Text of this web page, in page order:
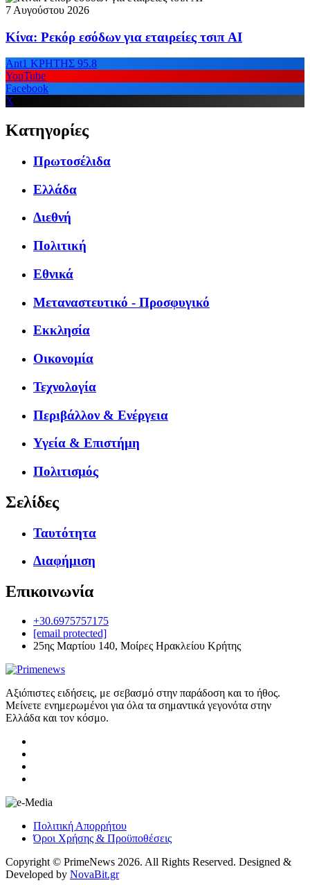
7 Αυγούστου 2026
Κίνα: Ρεκόρ εσόδων για εταιρείες τσιπ AI
Ant1 ΚΡΗΤΗΣ 95.8
YouTube
Facebook
X
Κατηγορίες
Πρωτοσέλιδα
Ελλάδα
Διεθνή
Πολιτική
Εθνικά
Μεταναστευτικό - Προσφυγικό
Εκκλησία
Οικονομία
Τεχνολογία
Περιβάλλον & Ενέργεια
Υγεία & Επιστήμη
Πολιτισμός
Σελίδες
Ταυτότητα
Διαφήμιση
Επικοινωνία
+30.6975757175
[email protected]
25ης Μαρτίου 140, Μοίρες Ηρακλείου Κρήτης
Αξιόπιστες ειδήσεις, με σεβασμό στην παράδοση και το ήθος.
Μείνετε ενημερωμένοι για όλα τα σημαντικά γεγονότα στην
Ελλάδα και τον κόσμο.
Πολιτική Απορρήτου
Όροι Χρήσης & Προϋποθέσεις
Copyright © PrimeNews 2026. All Rights Reserved. Designed &
Developed by NovaBit.gr